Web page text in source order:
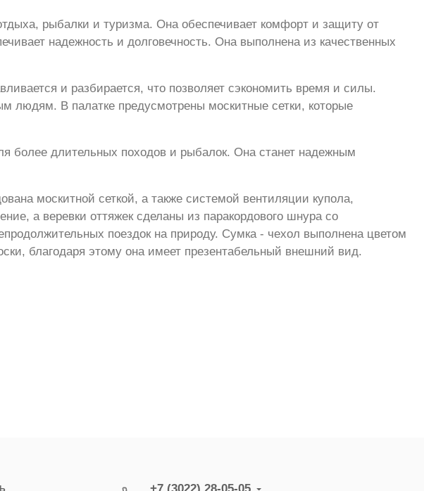
рыбалки и туризма. Она обеспечивает комфорт и защиту от
надежность и долговечность. Она выполнена из качественных
и разбирается, что позволяет сэкономить время и силы.
людям. В палатке предусмотрены москитные сетки, которые
более длительных походов и рыбалок. Она станет надежным
москитной сеткой, а также системой вентиляции купола,
а веревки оттяжек сделаны из паракордового шнура со
поездок на природу. Сумка - чехол выполнена цветом
благодаря этому она имеет презентабельный внешний вид.